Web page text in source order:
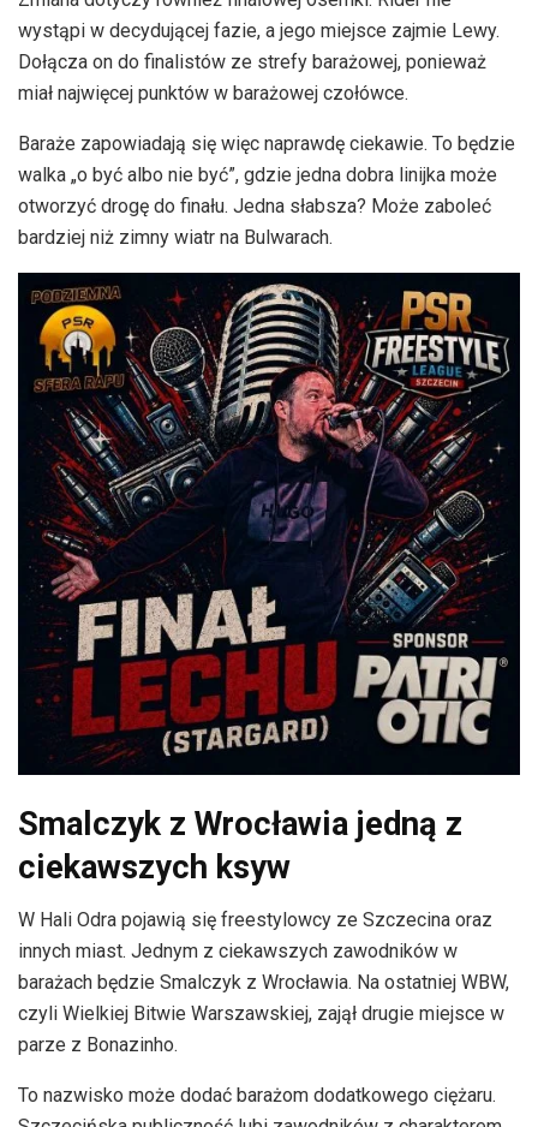
wystąpi w decydującej fazie, a jego miejsce zajmie Lewy.
Dołącza on do finalistów ze strefy barażowej, ponieważ
miał najwięcej punktów w barażowej czołówce.
Baraże zapowiadają się więc naprawdę ciekawie. To będzie
walka „o być albo nie być”, gdzie jedna dobra linijka może
otworzyć drogę do finału. Jedna słabsza? Może zaboleć
bardziej niż zimny wiatr na Bulwarach.
Smalczyk z Wrocławia jedną z
ciekawszych ksyw
W Hali Odra pojawią się freestylowcy ze Szczecina oraz
innych miast. Jednym z ciekawszych zawodników w
barażach będzie Smalczyk z Wrocławia. Na ostatniej WBW,
czyli Wielkiej Bitwie Warszawskiej, zajął drugie miejsce w
parze z Bonazinho.
To nazwisko może dodać barażom dodatkowego ciężaru.